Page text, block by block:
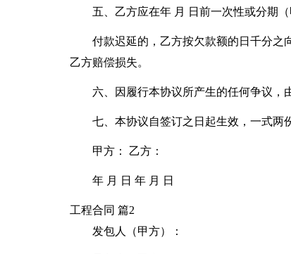
五、乙方应在年 月 日前一次性或分期
付款迟延的，乙方按欠款额的日千分之
乙方赔偿损失。
六、因履行本协议所产生的任何争议，
七、本协议自签订之日起生效，一式两
甲方： 乙方：
年 月 日 年 月 日
工程合同 篇2
发包人（甲方）：